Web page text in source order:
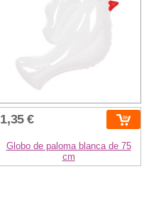
1,35 €
Globo de paloma blanca de 75
cm